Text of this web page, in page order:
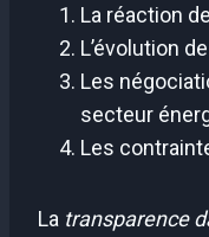
La réaction
L’évolution
Les
secteur
Les
La transparence